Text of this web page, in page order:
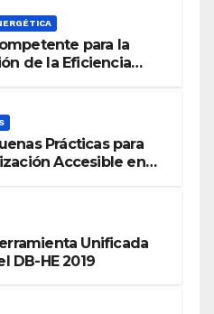
para la
de la Eficiencia
Prácticas para
Accesible en
Unificada
DB-HE 2019